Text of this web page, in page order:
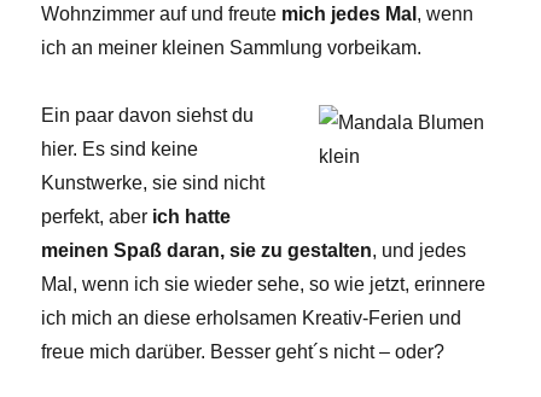
Wohnzimmer auf und freute mich jedes Mal, wenn
ich an meiner kleinen Sammlung vorbeikam.
Ein paar davon siehst du
hier. Es sind keine
Kunstwerke, sie sind nicht
perfekt, aber ich hatte
meinen Spaß daran, sie zu gestalten, und jedes
Mal, wenn ich sie wieder sehe, so wie jetzt, erinnere
ich mich an diese erholsamen Kreativ-Ferien und
freue mich darüber. Besser geht´s nicht – oder?